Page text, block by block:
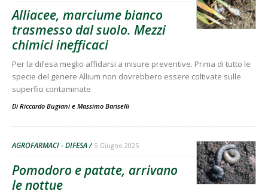
Alliacee, marciume bianco
trasmesso dal suolo. Mezzi
chimici inefficaci
Per la difesa meglio affidarsi a misure preventive. Prima di tutto le
specie del genere Allium non dovrebbero essere coltivate sulle
superfici contaminate
Di Riccardo Bugiani e Massimo Bariselli
AGROFARMACI - DIFESA 5 Giugno 2025
Pomodoro e patate, arrivano
le nottue